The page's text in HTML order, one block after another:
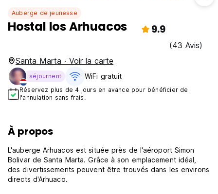
Auberge de jeunesse
Hostal los Arhuacos 9.9
(43 Avis)
Santa Marta · Voir la carte
séjournent WiFi gratuit
Réservez plus de 4 jours en avance pour bénéficier de
l'annulation sans frais.
À propos
L'auberge Arhuacos est située près de l'aéroport Simon
Bolivar de Santa Marta. Grâce à son emplacement idéal,
des divertissements peuvent être trouvés dans les environs
directs d'Arhuaco.